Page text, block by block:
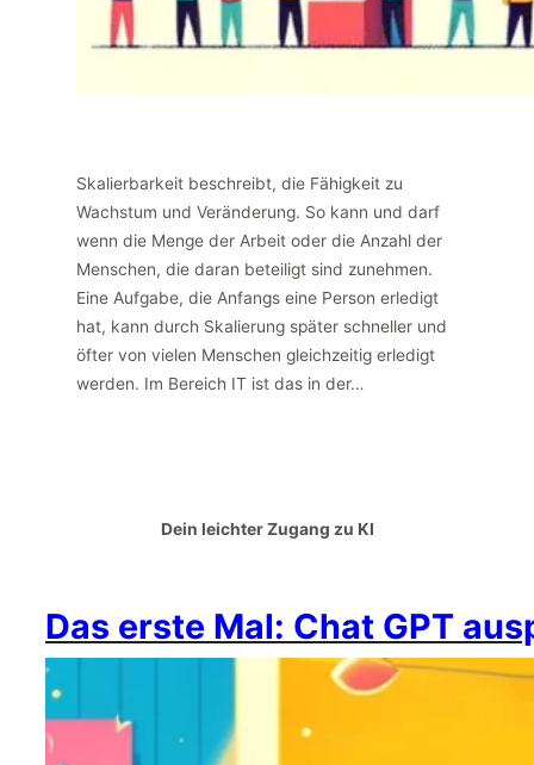
Skalierbarkeit beschreibt, die Fähigkeit zu
Wachstum und Veränderung. So kann und darf
wenn die Menge der Arbeit oder die Anzahl der
Menschen, die daran beteiligt sind zunehmen.
Eine Aufgabe, die Anfangs eine Person erledigt
hat, kann durch Skalierung später schneller und
öfter von vielen Menschen gleichzeitig erledigt
werden. Im Bereich IT ist das in der…
Dein leichter Zugang zu KI
Das erste Mal: Chat GPT